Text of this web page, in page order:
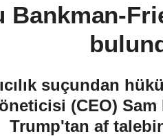
Bankman-
suçundan
(CEO) Sam
Trump'tan af